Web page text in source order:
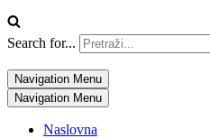
Search for...
Navigation Menu
Navigation Menu
Naslovna